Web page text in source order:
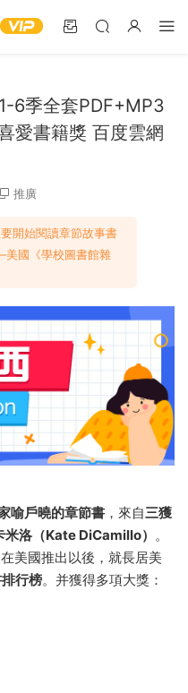
6季全套PDF+MP3
愛書籍獎 百度雲網
推廣
開始閱讀章節故事書
國《學校圖書館雜
喻戶曉的章節書 ，來自三獲
洛（Kate DiCamillo） 。
美國推出以後，就長居美
行榜。并獲得多項大獎：